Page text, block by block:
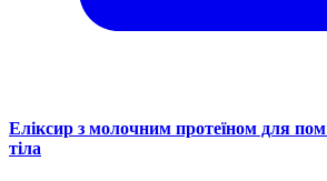
Еліксир з молочним протеїном для
тіла